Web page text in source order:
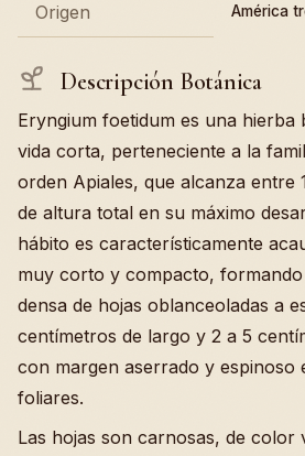
Origen América
Descripción Botánica
Eryngium foetidum es una hierba
vida corta, perteneciente a la
orden Apiales, que alcanza entre
de altura total en su máximo
hábito es característicamente
muy corto y compacto,
densa de hojas oblanceoladas a
centímetros de largo y 2 a 5
con margen aserrado y espinoso
foliares.
Las hojas son carnosas, de color